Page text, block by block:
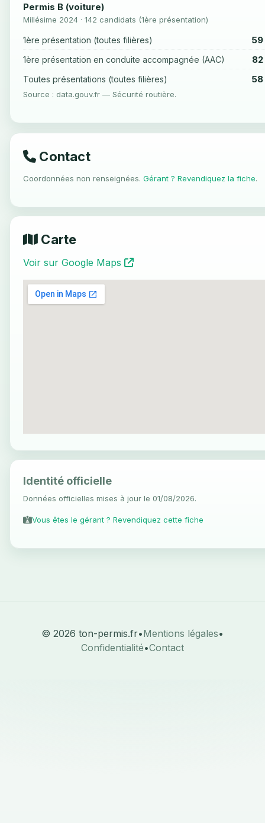
Permis B (voiture)
Millésime 2024 · 142 candidats (1ère présentation)
1ère présentation (toutes filières) 59
1ère présentation en conduite accompagnée (AAC)
Toutes présentations (toutes filières) 58
Source : data.gouv.fr — Sécurité routière.
Contact
Coordonnées non renseignées. Gérant ? Revendiquez la fiche.
Carte
Voir sur Google Maps
Identité officielle
Données officielles mises à jour le 01/08/2026.
Vous êtes le gérant ? Revendiquez cette fiche
© 2026 ton-permis.fr•Mentions légales•
Confidentialité•Contact